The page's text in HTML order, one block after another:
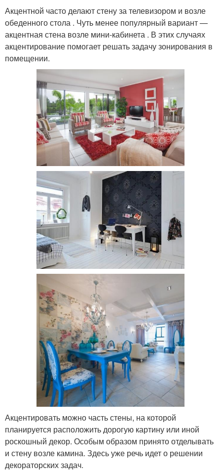
Акцентной часто делают стену за телевизором и возле
обеденного стола . Чуть менее популярный вариант —
акцентная стена возле мини-кабинета . В этих случаях
акцентирование помогает решать задачу зонирования в
помещении.
Акцентировать можно часть стены, на которой
планируется расположить дорогую картину или иной
роскошный декор. Особым образом принято отделывать
и стену возле камина. Здесь уже речь идет о решении
декораторских задач.